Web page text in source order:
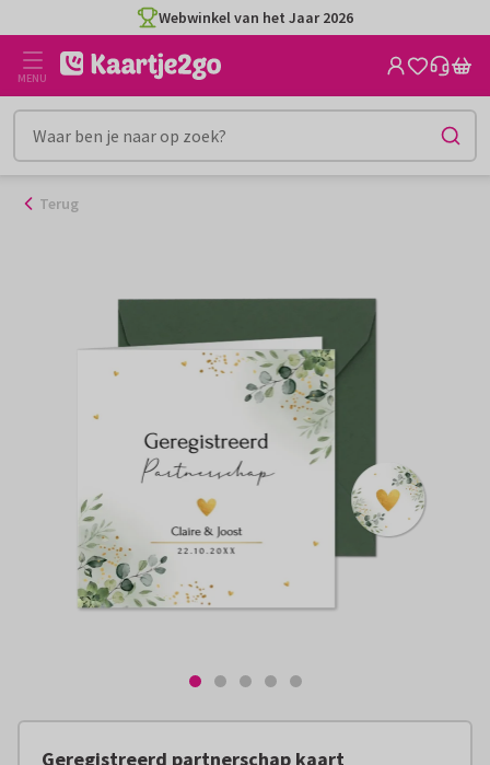
naar
inhoud
Webwinkel van het Jaar 2026
MENU
Terug
Geregistreerd partnerschap kaart